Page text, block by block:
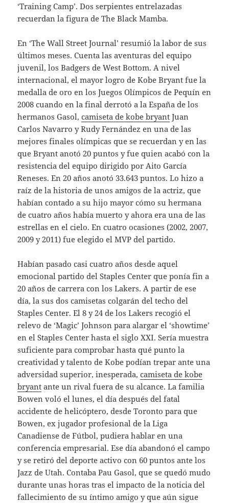
‘Training Camp’. Dos serpientes entrelazadas
recuerdan la figura de The Black Mamba.
En ‘The Wall Street Journal’ resumió la labor de sus
últimos meses. Cuenta las aventuras del equipo
juvenil, los Badgers de West Bottom. A nivel
internacional, el mayor logro de Kobe Bryant fue la
medalla de oro en los Juegos Olímpicos de Pequín en
2008 cuando en la final derrotó a la España de los
hermanos Gasol,camiseta de kobe bryant Juan
Carlos Navarro y Rudy Fernández en una de las
mejores finales olímpicas que se recuerdan y en las
que Bryant anotó 20 puntos y fue quien acabó con la
resistencia del equipo dirigido por Aito García
Reneses. En 20 años anotó 33.643 puntos. Lo hizo a
raíz de la historia de unos amigos de la actriz, que
habían contado a su hijo mayor cómo su hermana
de cuatro años había muerto y ahora era una de las
estrellas en el cielo. En cuatro ocasiones (2002, 2007,
2009 y 2011) fue elegido el MVP del partido.
Habían pasado casi cuatro años desde aquel
emocional partido del Staples Center que ponía fin a
20 años de carrera con los Lakers. A partir de ese
día, la sus dos camisetas colgarán del techo del
Staples Center. El 8 y 24 de los Lakers recogió el
relevo de ‘Magic’ Johnson para alargar el ‘showtime’
en el Staples Center hasta el siglo XXI. Sería muestra
suficiente para comprobar hasta qué punto la
creatividad y talento de Kobe podían trepar ante una
adversidad superior, inesperada,camiseta de kobe
bryant ante un rival fuera de su alcance. La familia
Bowen voló el lunes, el día después del fatal
accidente de helicóptero, desde Toronto para que
Bowen, ex jugador profesional de la Liga
Canadiense de Fútbol, pudiera hablar en una
conferencia empresarial. Ese día abandonó el campo
y se retiró del deporte activo con 60 puntos ante los
Jazz de Utah. Contaba Pau Gasol, que se quedó mudo
durante unas horas tras el impacto de la noticia del
fallecimiento de su íntimo amigo y que aún sigue